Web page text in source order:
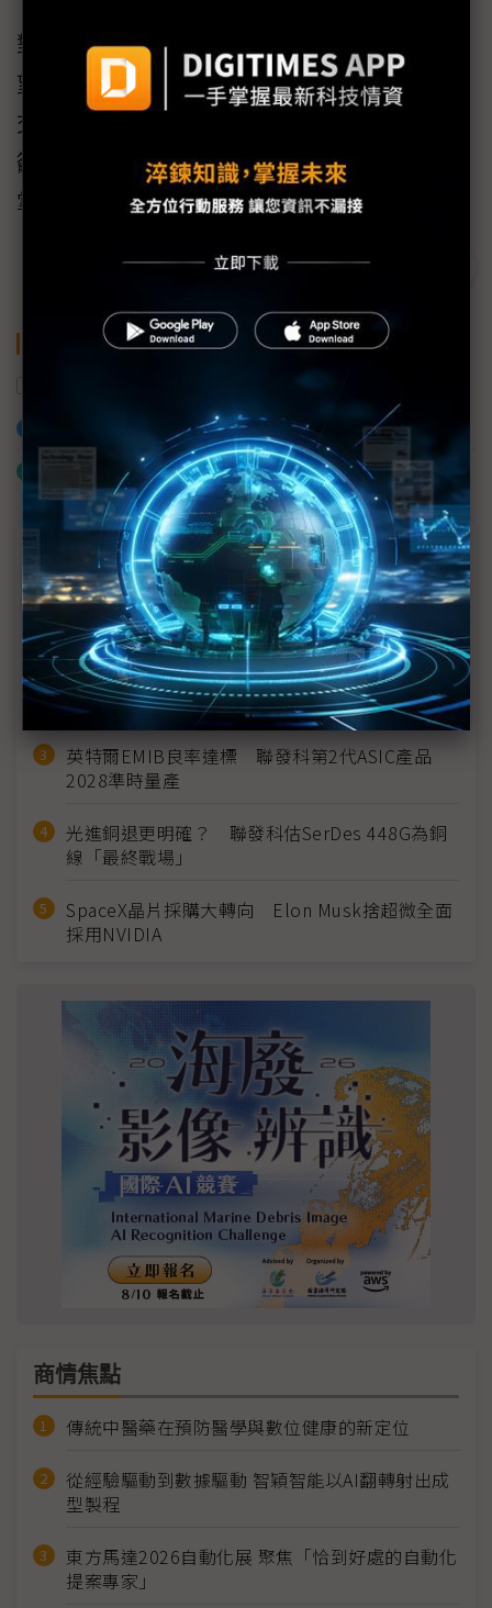
對於正面臨缺工壓力、評估導入自動化，或希
望提升產線效率的企業而言，將是一次難得的
交流機會。由於現場席位有限，主辦單位也呼
籲有興趣的業界先進把握機會儘速報名，共同
掌握智慧製造新趨勢。立即報名請上
加入已選取到「關鍵字追蹤」
什麼是「關鍵字追蹤」
近７天熱門報導
MLCC訂單過熱、出貨比創高 村田示警全球AI基
建熱潮將趨緩
2027全年記憶體產能提前售罄 買家「祕而不
宣」只怕買不夠
英特爾EMIB良率達標 聯發科第2代ASIC產品
2028準時量產
光進銅退更明確？ 聯發科估SerDes 448G為銅
線「最終戰場」
SpaceX晶片採購大轉向 Elon Musk捨超微全面
採用NVIDIA
商情焦點
傳統中醫藥在預防醫學與數位健康的新定位
從經驗驅動到數據驅動 智穎智能以AI翻轉射出成
型製程
東方馬達2026自動化展 聚焦「恰到好處的自動化
提案專家」